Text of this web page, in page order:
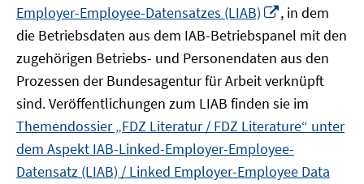
Employer-Employee-Datensatzes (LIAB)
In
neuem
Fenster
öffnen
, in dem
die Betriebsdaten aus dem IAB-Betriebspanel mit den
zugehörigen Betriebs- und Personendaten aus den
Prozessen der Bundesagentur für Arbeit verknüpft
sind. Veröffentlichungen zum LIAB finden sie im
Themendossier „FDZ Literatur / FDZ Literature“ unter
dem Aspekt IAB-Linked-Employer-Employee-
Datensatz (LIAB) / Linked Employer-Employee Data